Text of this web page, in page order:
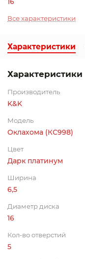
Все характеристики
Характеристики
Характеристики
Производитель
K&K
Модель
Оклахома (КС998)
Цвет
Дарк платинум
Ширина
6,5
Диаметр диска
16
Кол-во отверстий
5